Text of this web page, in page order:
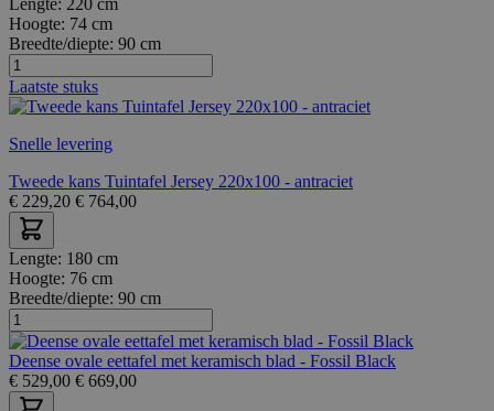
Hoogte: 74 cm
Breedte/diepte: 90 cm
Laatste stuks
Snelle levering
Tweede kans Tuintafel Jersey 220x100 - antraciet
€ 229,20 € 764,00
Lengte: 180 cm
Hoogte: 76 cm
Breedte/diepte: 90 cm
Deense ovale eettafel met keramisch blad - Fossil Black
€ 529,00 € 669,00